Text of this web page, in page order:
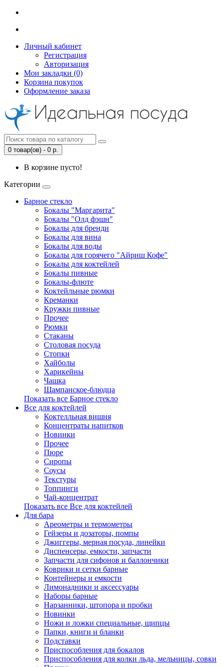
Личный кабинет
Регистрация
Авторизация
Мои закладки (0)
Корзина покупок
Оформление заказа
0 товар(ов) - 0 р.
В корзине пусто!
Категории
Барное стекло
Бокалы "Маргарита"
Бокалы "Олд фэшн"
Бокалы для бренди
Бокалы для вина
Бокалы для воды
Бокалы для горячего "Айриш Кофе"
Бокалы для коктейлей
Бокалы пивные
Бокалы-флюте
Коктейльные рюмки
Креманки
Кружки пивные
Прочее
Рюмки
Стаканы
Столовая посуда
Стопки
Хайболы
Харикейны
Чашка
Шампанское-блюдца
Показать все Барное стекло
Все для коктейлей
Коктелльная вишня
Концентраты напитков
Новинки
Прочее
Пюре
Сиропы
Соусы
Текстуры
Топпинги
Чай-концентрат
Показать все Все для коктейлей
Для бара
Ареометры и термометры
Гейзеры и дозаторы, помпы
Джиггеры, мерная посуда, линейки
Диспенсеры, емкости, запчасти
Запчасти для сифонов и баллончики
Коврики и сетки барные
Контейнеры и емкости
Лимонадники и аксессуары
Наборы барные
Нарзанники, штопора и пробки
Новинки
Ножи и ложки специальные, щипцы
Папки, книги и бланки
Подставки
Приспособления для бокалов
Приспособления для колки льда, мельницы, совки